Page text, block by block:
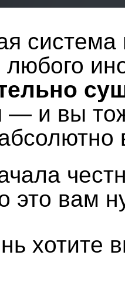
система
любого
— и вы
это вам
хотите